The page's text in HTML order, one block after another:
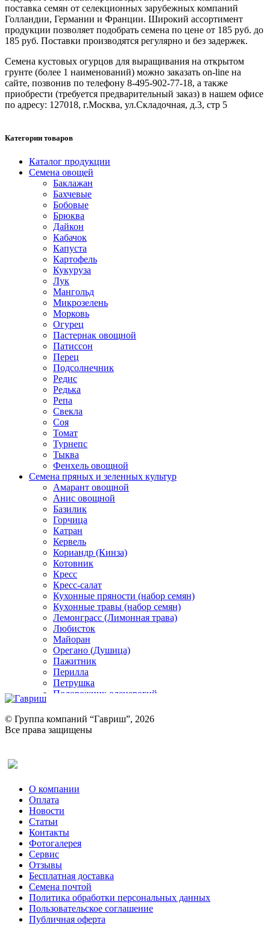
поставка семян от селекционных зарубежных компаний
Голландии, Германии и Франции. Широкий ассортимент
продукции позволяет подобрать семена по цене от 185 руб. до
185 руб. Поставки производятся регулярно и без задержек.
Семена кустовых огурцов для выращивания на открытом
грунте (более 1 наименований) можно заказать on-line на
сайте, позвонив по телефону 8-495-902-77-18, а также
приобрести (требуется предварительный заказ) в нашем офисе
по адресу: 127018, г.Москва, ул.Складочная, д.3, стр 5
Категории товаров
Каталог продукции
Семена овощей
Баклажан
Бахчевые
Бобовые
Брюква
Дайкон
Кабачок
Капуста
Картофель
Кукуруза
Лук
Мангольд
Микрозелень
Морковь
Огурец
Пастернак овощной
Патиссон
Перец
Подсолнечник
Редис
Редька
Репа
Свекла
Соя
Томат
Турнепс
Тыква
Фенхель овощной
Семена пряных и зеленных культур
Амарант овощной
Анис овощной
Базилик
Горчица
Катран
Кервель
Кориандр (Кинза)
Котовник
Кресс
Кресс-салат
Кухонные пряности (набор семян)
Кухонные травы (набор семян)
Лемонграсс (Лимонная трава)
Любисток
Майоран
Орегано (Душица)
Пажитник
Перилла
Петрушка
Подорожник оленерогий
Ревень
Рукола
Рута
Тмин
Трава для чая
Туласи
Укроп
Фенхель пряный
Хризантема овощная
Цикорий пряный
Цикорий салатный (Витлуф)
Черемша
Шпинат
Щавель
Эндивий
Эстрагон
© Группа компаний “Гавриш”, 2026
Все права защищены
О компании
Оплата
Новости
Статьи
Контакты
Фотогалерея​
Сервис
Отзывы
Бесплатная доставка
Семена почтой
Политика обработки персональных данных
Пользовательское соглашение
Публичная оферта